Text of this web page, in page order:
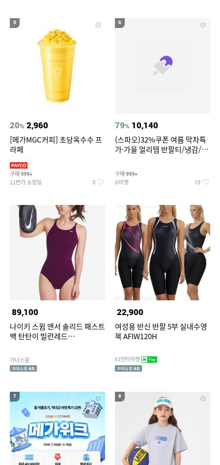
5
20% 2,960
[메가MGC커피] 초당옥수수 프
라페
구매 999+
11번가 쇼킹딜 3
6
79% 10,140
(스파오)32%쿠폰 여름 막차특
가·가을 얼리템 반팔티/냉감/반
건 외 ~74%OFF
구매 999+
G마켓 13
89,100
나이키 스윔 앤서 솔리드 패스트
백 탄탄이 빌런레드
자 실내수영복]
가나스윔
22,900
여성용 반신 반팔 5부 실내수영
복 AFIW120H
YJ인터마켓
7 8